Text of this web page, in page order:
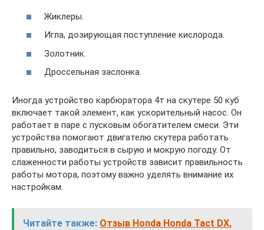
Жиклеры.
Игла, дозирующая поступление кислорода.
Золотник.
Дроссельная заслонка.
Иногда устройство карбюратора 4т на скутере 50 куб
включает такой элемент, как ускорительный насос. Он
работает в паре с пусковым обогатителем смеси. Эти
устройства помогают двигателю скутера работать
правильно, заводиться в сырую и мокрую погоду. От
слаженности работы устройств зависит правильность
работы мотора, поэтому важно уделять внимание их
настройкам.
Читайте также: Отзыв Honda Honda Tact DX,